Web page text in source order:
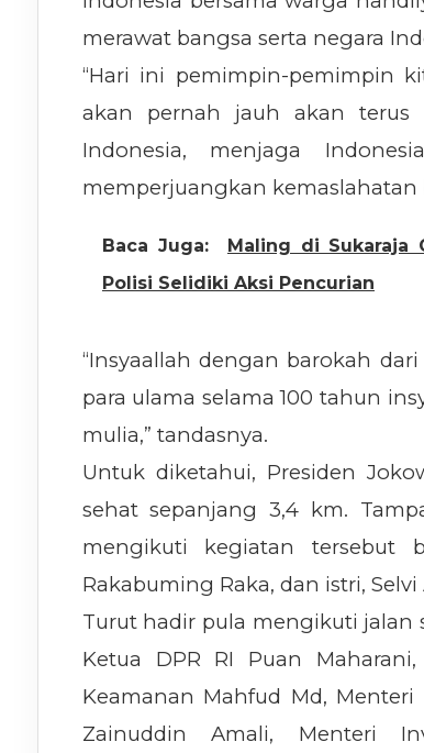
merawat bangsa serta negara
“Hari ini pemimpin-pemimpin
akan pernah jauh akan terus
Indonesia, menjaga
memperjuangkan kemaslahatan
Baca Juga:
Maling di Sukaraja
Polisi Selidiki Aksi Pencurian
“Insyaallah dengan barokah
para ulama selama 100 tahun
mulia,” tandasnya.
Untuk diketahui, Presiden
sehat sepanjang 3,4 km.
mengikuti kegiatan tersebut
Rakabuming Raka, dan istri, Selvi
Turut hadir pula mengikuti jalan
Ketua DPR RI Puan
Keamanan Mahfud Md,
Zainuddin Amali, Menteri